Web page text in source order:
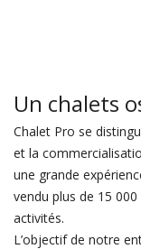
Un chalets
Chalet Pro se
et la
une grande
vendu plus de 15
activités.
L’objectif de notre